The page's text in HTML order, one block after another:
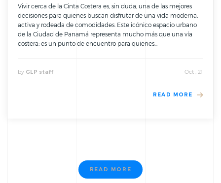
Vivir cerca de la Cinta Costera es, sin duda, una de las mejores
decisiones para quienes buscan disfrutar de una vida moderna,
activa y rodeada de comodidades. Este icónico espacio urbano
de la Ciudad de Panamá representa mucho más que una vía
costera; es un punto de encuentro para quienes...
by GLP staff Oct , 21
READ MORE
READ MORE